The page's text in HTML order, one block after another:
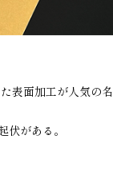
表面加工が人気の名
がある。